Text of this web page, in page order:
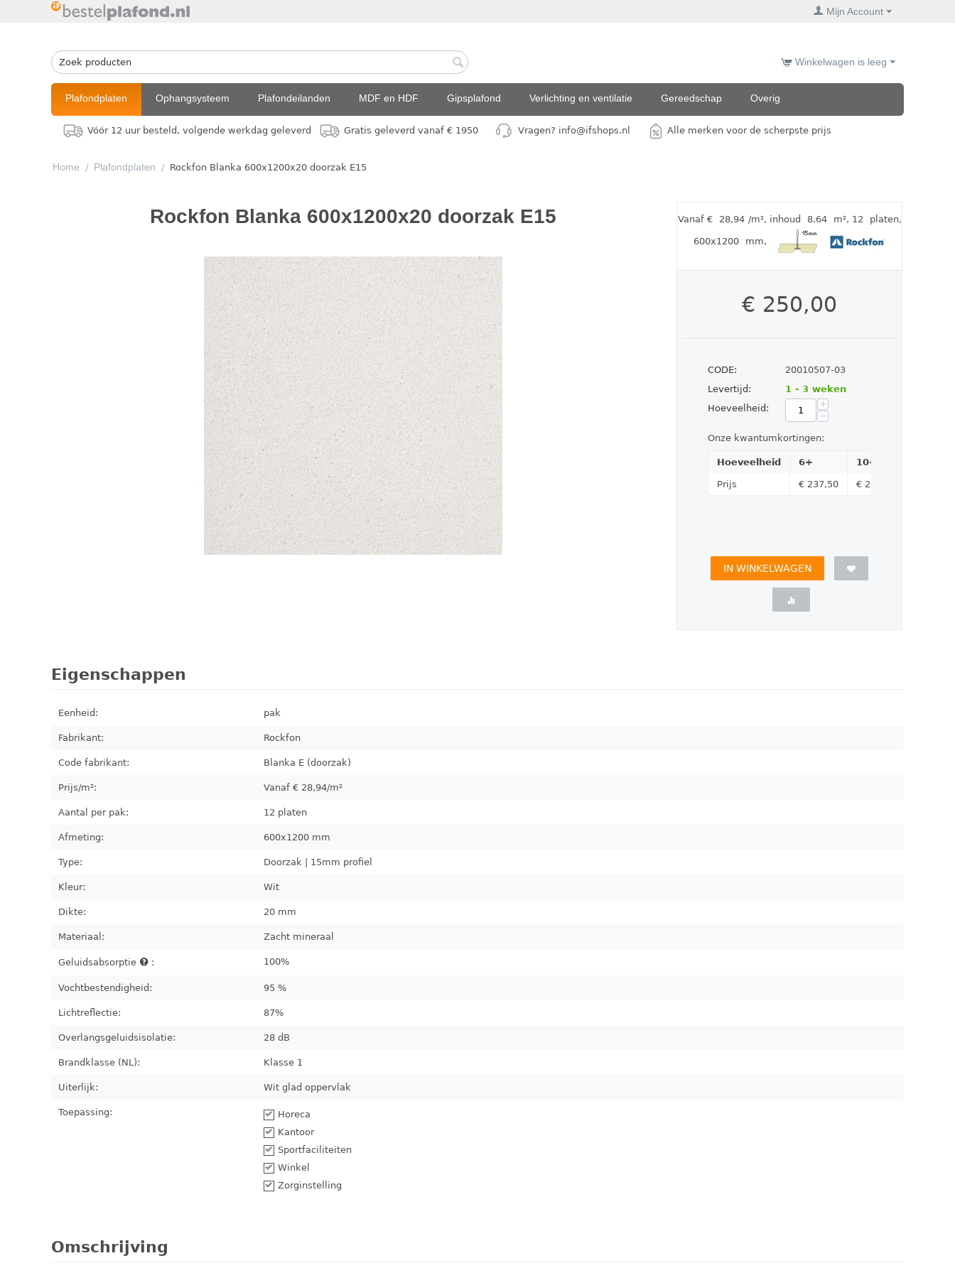
Mijn Account
Winkelwagen is leeg
Plafondplaten Ophangsysteem Plafondeilanden MDF en HDF Gipsplafond Verlichting en ventilatie Gereedschap Overig
Vóór 12 uur besteld, volgende werkdag geleverd Gratis geleverd vanaf € 1950 Vragen? info@ifshops.nl Alle merken voor de scherpste prijs
Home / Plafondplaten / Rockfon Blanka 600x1200x20 doorzak E15
Rockfon Blanka 600x1200x20 doorzak E15 Vanaf € 28,94 /m², inhoud 8,64 m², 12 platen,
600x1200 mm,
€ 250,00
CODE:
20010507-03
Levertijd:
1 - 3 weken
Hoeveelheid:
+
−
Onze kwantumkortingen:
Hoeveelheid 6+ 10+
Prijs € 237,50 € 227,50
IN WINKELWAGEN
Eigenschappen
Eenheid: pak
Fabrikant: Rockfon
Code fabrikant: Blanka E (doorzak)
Prijs/m²: Vanaf € 28,94/m²
Aantal per pak: 12 platen
Afmeting: 600x1200 mm
Type: Doorzak | 15mm profiel
Kleur: Wit
Dikte: 20 mm
Materiaal: Zacht mineraal
Geluidsabsorptie : 100%
Vochtbestendigheid: 95 %
Lichtreflectie: 87%
Overlangsgeluidsisolatie: 28 dB
Brandklasse (NL): Klasse 1
Uiterlijk: Wit glad oppervlak
Toepassing:
Horeca
Kantoor
Sportfaciliteiten
Winkel
Zorginstelling
Omschrijving